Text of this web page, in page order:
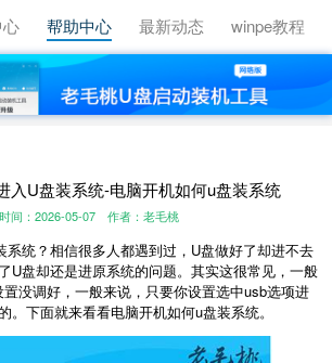
帮助中心 最新动态 winpe教程
入U盘装系统-电脑开机如何u盘装系统
时间：2026-05-07 作者：老毛桃
系统？相信很多人都遇到过，U盘做好了却进不去
U盘却还是进原系统的问题。其实这很常见，一般
没调好，一般来说，只要你设置选中usb选项进
。下面就来看看电脑开机如何u盘装系统。